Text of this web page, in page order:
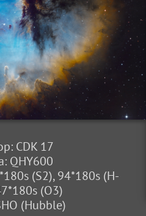
CDK 17
QHY600
(S2), 94*180s (H-
(O3)
(Hubble)